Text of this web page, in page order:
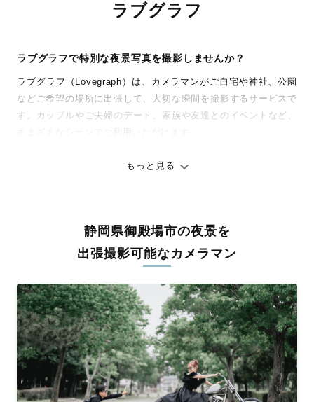
ラブグラフ
ラブグラフで特別な夜景写真を撮影しませんか？
ラブグラフ（Lovegraph）は、カメラマンがご自宅や神社、公園
などご希望の場所に出張して、大切な瞬間を撮影するサービスで
す。カップルやご夫婦のデート、家族や友達とのイベントなど、
ありのままの空気感を大切に、何十年経っても見返したくなるよ
料金は全国どこでも一律。わかりやすく安心の価格設定です。オ
リジナルの研修と厳正な審査に合格し、撮影技術やホスピタリテ
ィを身につけたプロのカメラマンが全国47都道府県に在籍してい
験をお届けします。
丁寧なレタッチで思い出を美しく仕上げます
撮影後は、独自の編集技術で写真の明るさや色合いを丁寧に調
整。自然な雰囲気を残しつつも、おしゃれで洗練された仕上がり
に。きっと「こんな写真を撮ってほしかった！」と思える一枚に
出会えます。まずは、ラブグラフの撮影事例をご覧ください。
もっと見る
静岡県御殿場市の夜景を
出張撮影可能なカメラマン